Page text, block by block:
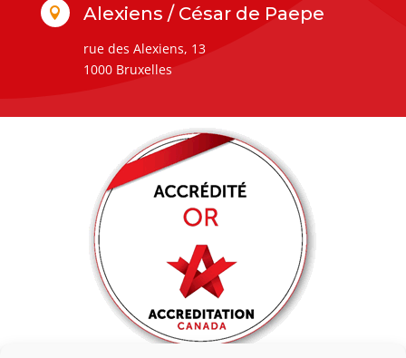
 Alexiens / César de Paepe
rue des Alexiens, 13
1000 Bruxelles